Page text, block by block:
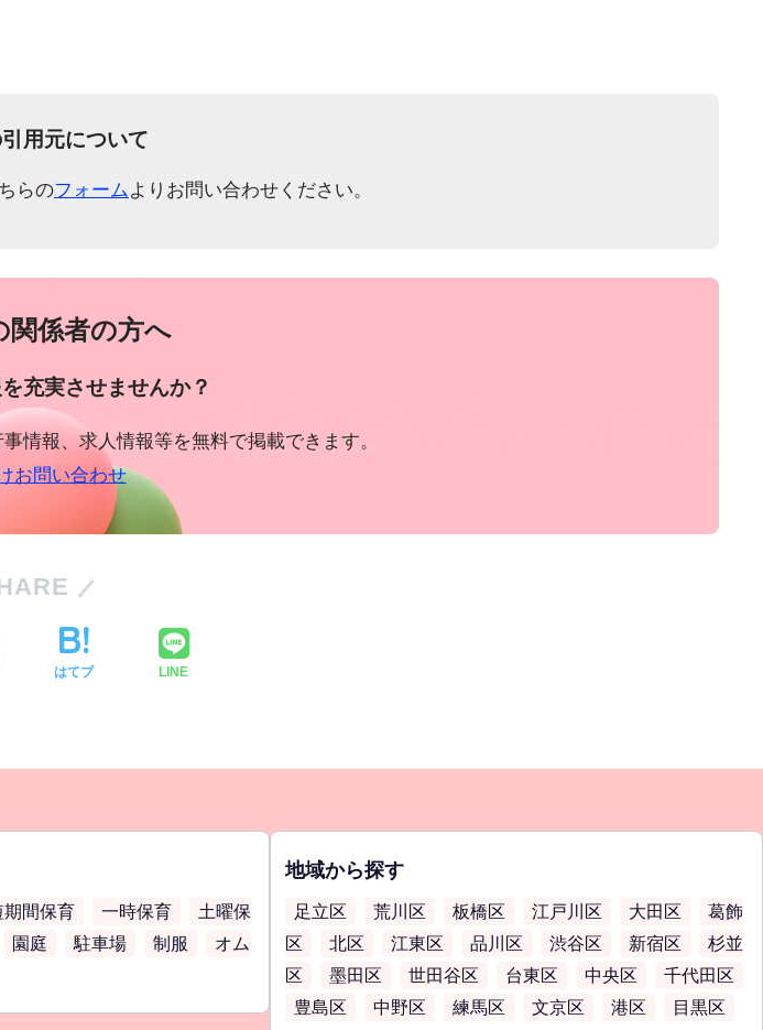
用元について
らのフォームよりお問い合わせください。
関係者の方へ
充実させませんか？
情報、求人情報等を無料で掲載できます。
お問い合わせ
はてブ LINE
期間保育 一時保育
土曜保
園庭 駐車場 制服
オム
地域から探す
足立区 荒川区 板橋区 江戸川区 大田区
葛飾
区
北区 江東区 品川区 渋谷区 新宿区
杉並
区
墨田区 世田谷区 台東区 中央区
千代田区
豊島区
中野区 練馬区 文京区 港区 目黒区